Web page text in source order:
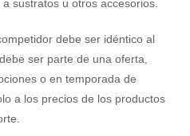
sustratos u otros accesorios.
debe ser idéntico al
ser parte de una oferta,
o en temporada de
a los precios de los productos